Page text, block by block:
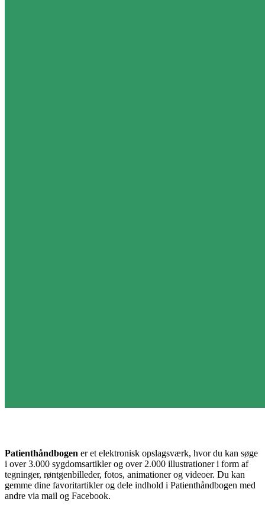
Patienthåndbogen er et elektronisk opslagsværk, hvor du kan søge
i over 3.000 sygdomsartikler og over 2.000 illustrationer i form af
tegninger, røntgenbilleder, fotos, animationer og videoer. Du kan
gemme dine favoritartikler og dele indhold i Patienthåndbogen med
andre via mail og Facebook.